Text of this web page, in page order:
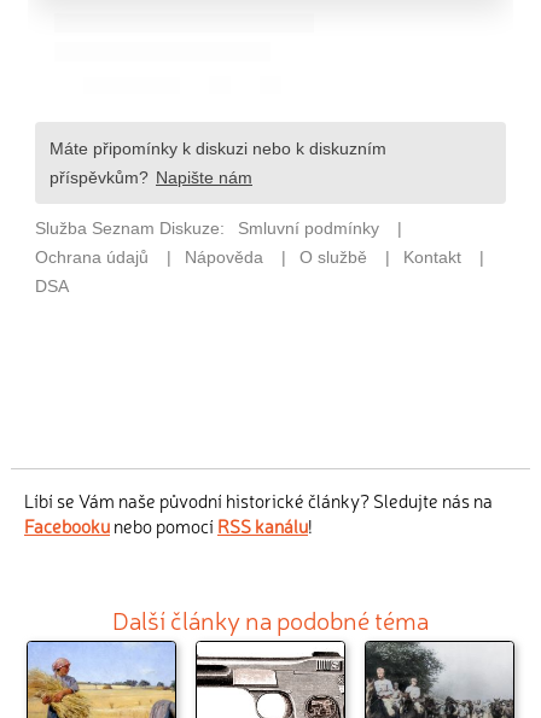
Líbí se Vám naše původní historické články? Sledujte nás na
Facebookunebo pomocí RSS kanálu!
Další články na podobné téma